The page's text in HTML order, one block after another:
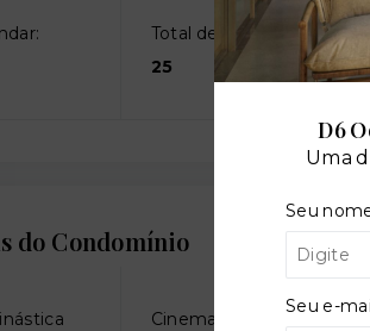
Total de andares:
25
do Condomínio
Cinema
D6
Uma
Seu
Seu e-